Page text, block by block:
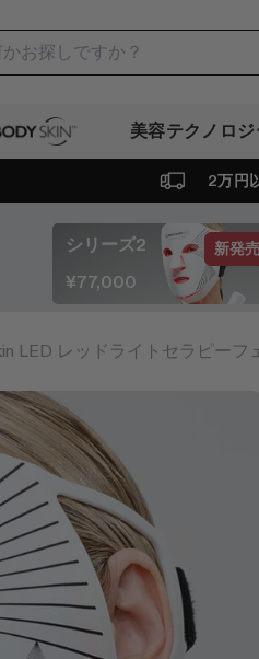
Skin 美容テクノロジ
2万円
新発売
シリーズ2
¥77,000
LED レッドライトセラピーフ